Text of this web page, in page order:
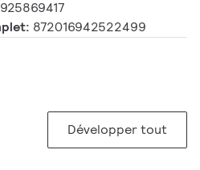
872016942522499
Développer tout